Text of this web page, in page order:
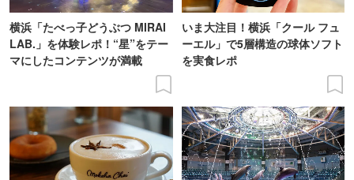
横浜「たべっ子どうぶつ MIRAI
LAB.」を体験レポ！“星”をテー
マにしたコンテンツが満載
いま大注目！横浜「クール フュ
ーエル」で5層構造の球体ソフト
を実食レポ